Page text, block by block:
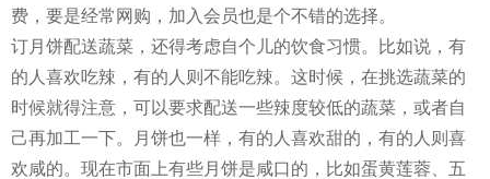
费，要是经常网购，加入会员也是个不错的选择。
订月饼配送蔬菜，还得考虑自个儿的饮食习惯。比如说，有
的人喜欢吃辣，有的人则不能吃辣。这时候，在挑选蔬菜的
时候就得注意，可以要求配送一些辣度较低的蔬菜，或者自
己再加工一下。月饼也一样，有的人喜欢甜的，有的人则喜
欢咸的。现在市面上有些月饼是咸口的，比如蛋黄莲蓉、五